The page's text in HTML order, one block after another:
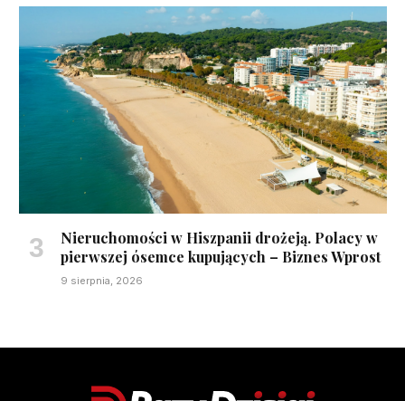
Nieruchomości w Hiszpanii drożeją. Polacy w
pierwszej ósemce kupujących – Biznes Wprost
9 sierpnia, 2026